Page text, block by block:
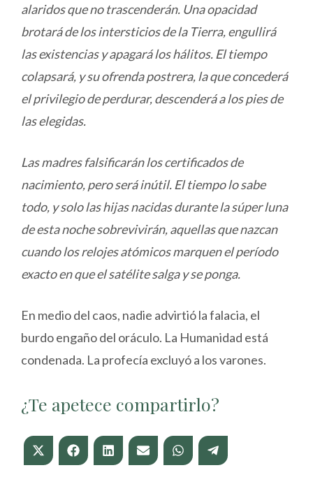
alaridos que no trascenderán. Una opacidad
brotará de los intersticios de la Tierra, engullirá
las existencias y apagará los hálitos. El tiempo
colapsará, y su ofrenda postrera, la que concederá
el privilegio de perdurar, descenderá a los pies de
las elegidas.
Las madres falsificarán los certificados de
nacimiento, pero será inútil. El tiempo lo sabe
todo, y solo las hijas nacidas durante la súper luna
de esta noche sobrevivirán, aquellas que nazcan
cuando los relojes atómicos marquen el período
exacto en que el satélite salga y se ponga.
En medio del caos, nadie advirtió la falacia, el
burdo engaño del oráculo. La Humanidad está
condenada. La profecía excluyó a los varones.
¿Te apetece compartirlo?
Compartir
en
Compartir
en
Compartir
en
Compartir
en
Compartir
en
Compartir
en